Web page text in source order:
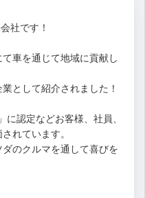
社です！
車を通じて地域に貢献し
として紹介されました！
認定などお客様、社員、
れています。
のクルマを通して喜びを